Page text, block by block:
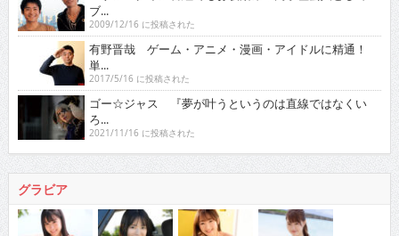
ブ...
2009/12/16 に投稿された
有野晋哉 ゲーム・アニメ・漫画・アイドルに精通！
単...
2017/5/16 に投稿された
ゴー☆ジャス 『夢が叶うというのは直線ではなくい
ろ...
2021/11/16 に投稿された
グラビア